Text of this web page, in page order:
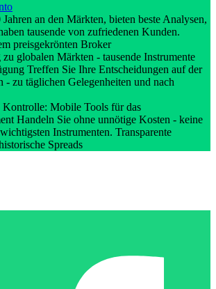
an den Märkten, bieten beste Analysen,
tausende von zufriedenen Kunden.
preisgekrönten Broker
globalen Märkten - tausende Instrumente
Treffen Sie Ihre Entscheidungen auf der
- zu täglichen Gelegenheiten und nach
Kontrolle: Mobile Tools für das
Handeln Sie ohne unnötige Kosten - keine
Instrumenten. Transparente
Spreads